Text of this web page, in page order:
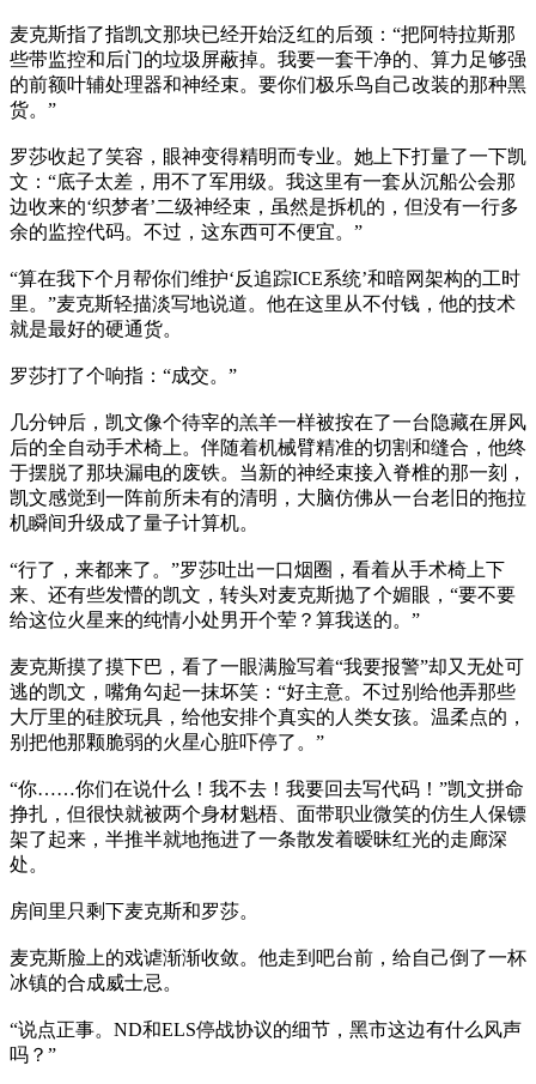
麦克斯指了指凯文那块已经开始泛红的后颈：“把阿特拉斯那
些带监控和后门的垃圾屏蔽掉。我要一套干净的、算力足够强
的前额叶辅处理器和神经束。要你们极乐鸟自己改装的那种黑
货。”
罗莎收起了笑容，眼神变得精明而专业。她上下打量了一下凯
文：“底子太差，用不了军用级。我这里有一套从沉船公会那
边收来的‘织梦者’二级神经束，虽然是拆机的，但没有一行多
余的监控代码。不过，这东西可不便宜。”
“算在我下个月帮你们维护‘反追踪ICE系统’和暗网架构的工时
里。”麦克斯轻描淡写地说道。他在这里从不付钱，他的技术
就是最好的硬通货。
罗莎打了个响指：“成交。”
几分钟后，凯文像个待宰的羔羊一样被按在了一台隐藏在屏风
后的全自动手术椅上。伴随着机械臂精准的切割和缝合，他终
于摆脱了那块漏电的废铁。当新的神经束接入脊椎的那一刻，
凯文感觉到一阵前所未有的清明，大脑仿佛从一台老旧的拖拉
机瞬间升级成了量子计算机。
“行了，来都来了。”罗莎吐出一口烟圈，看着从手术椅上下
来、还有些发懵的凯文，转头对麦克斯抛了个媚眼，“要不要
给这位火星来的纯情小处男开个荤？算我送的。”
麦克斯摸了摸下巴，看了一眼满脸写着“我要报警”却又无处可
逃的凯文，嘴角勾起一抹坏笑：“好主意。不过别给他弄那些
大厅里的硅胶玩具，给他安排个真实的人类女孩。温柔点的，
别把他那颗脆弱的火星心脏吓停了。”
“你……你们在说什么！我不去！我要回去写代码！”凯文拼命
挣扎，但很快就被两个身材魁梧、面带职业微笑的仿生人保镖
架了起来，半推半就地拖进了一条散发着暧昧红光的走廊深
处。
房间里只剩下麦克斯和罗莎。
麦克斯脸上的戏谑渐渐收敛。他走到吧台前，给自己倒了一杯
冰镇的合成威士忌。
“说点正事。ND和ELS停战协议的细节，黑市这边有什么风声
吗？”